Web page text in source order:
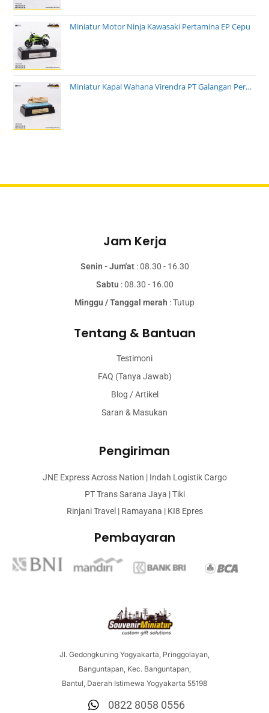
Miniatur Motor Ninja Kawasaki Pertamina EP Cepu
Miniatur Kapal Wahana Virendra PT Galangan Perkasa Pratama
Jam Kerja
Senin - Jum'at: 08.30 - 16.30
Sabtu : 08.30 - 16.00
Minggu / Tanggal merah : Tutup
Tentang & Bantuan
Testimoni
FAQ (Tanya Jawab)
Blog / Artikel
Saran & Masukan
Pengiriman
JNE Express Across Nation | Indah Logistik Cargo
PT Trans Sarana Jaya | Tiki
Rinjani Travel | Ramayana | KI8 Epres
Pembayaran
Jl. Gedongkuning Yogyakarta, Pringgolayan,
Banguntapan, Kec. Banguntapan,
Bantul, Daerah Istimewa Yogyakarta 55198
0822 8058 0556